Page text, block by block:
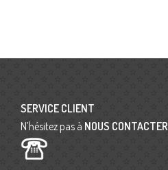
SERVICE CLIENT
N’hésitez pas à NOUS CONTACTER